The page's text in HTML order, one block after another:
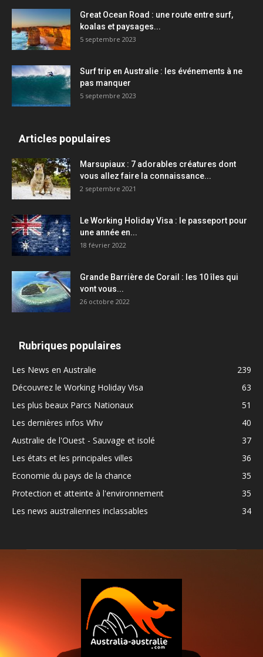
Great Ocean Road : une route entre surf,
koalas et paysages...
5 septembre 2023
Surf trip en Australie : les événements à ne
pas manquer
5 septembre 2023
Articles populaires
Marsupiaux : 7 adorables créatures dont
vous allez faire la connaissance...
2 septembre 2021
Le Working Holiday Visa : le passeport pour
une année en...
18 février 2022
Grande Barrière de Corail : les 10 îles qui
vont vous...
26 octobre 2022
Rubriques populaires
Les News en Australie
239
Découvrez le Working Holiday Visa
63
Les plus beaux Parcs Nationaux
51
Les dernières infos Whv
40
Australie de l'Ouest - Sauvage et isolé
37
Les états et les principales villes
36
Economie du pays de la chance
35
Protection et atteinte à l'environnement
35
Les news australiennes inclassables
34